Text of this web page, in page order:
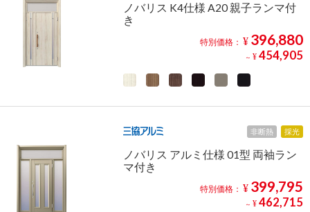
ノバリス K4仕様 A20 親子ランマ付
き
特別価格： ¥ 396,880
～ ¥ 454,905
非断熱 採光
ノバリス アルミ仕様 01型 両袖ラン
マ付き
特別価格： ¥ 399,795
～ ¥ 462,715